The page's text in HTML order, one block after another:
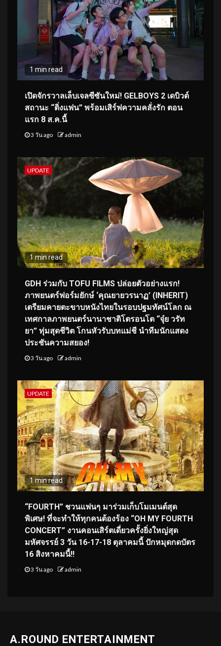
1 min read
เปิดจักรวาลเล็บเจลซีซันใหม่! GELBOYS 2 เดบิวต์
สถานะ “ติ่งแฟน” พร้อมเสิร์ฟความคลั่งรัก ตอน
แรก 8 ส.ค.นี้
3 วัน ago admin
UPDATE
1 min read
GDH ร่วมกับ TOFU FILMS ปล่อยตัวอย่างแรก!
ภาพยนตร์ฟอร์มยักษ์ ‘คุณยายวรนาฏ’ (INHERIT)
เตรียมคายตะขาบหนังไทยในรอบปฐมทัศน์โลก ณ
เทศกาลภาพยนตร์นานาชาติโตรอนโต “จุ๋ย วรัท
ยา” ทุ่มสุดชีวิต โกนหัวรับบทแม่ชี นำทีมนักแสดง
ประชันความสยอง!
3 วัน ago admin
UPDATE
1 min read
“FOURTH” ชวนแฟนๆ มาร่วมเก็บโมเมนต์สุด
พิเศษ! ที่จะทำให้ทุกคนต้องร้อง “OH MY FOURTH
CONCERT” งานคอนเสิร์ตเดี่ยวครั้งยิ่งใหญ่สุด
มหัศจรรย์ 3 วัน 16-17-18 ตุลาคมนี้ ปักหมุดกดบัตร
16 สิงหาคมนี้!!
3 วัน ago admin
A.ROUND ENTERTAINMENT